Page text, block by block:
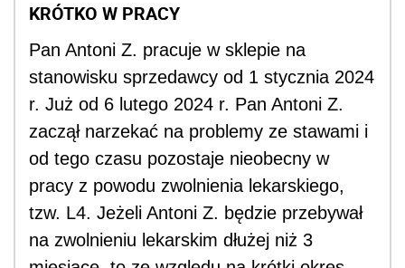
KRÓTKO W PRACY
Pan Antoni Z. pracuje w sklepie na
stanowisku sprzedawcy od 1 stycznia 2024
r. Już od 6 lutego 2024 r. Pan Antoni Z.
zaczął narzekać na problemy ze stawami i
od tego czasu pozostaje nieobecny w
pracy z powodu zwolnienia lekarskiego,
tzw. L4. Jeżeli Antoni Z. będzie przebywał
na zwolnieniu lekarskim dłużej niż 3